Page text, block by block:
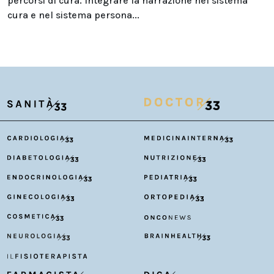
cura e nel sistema persona...